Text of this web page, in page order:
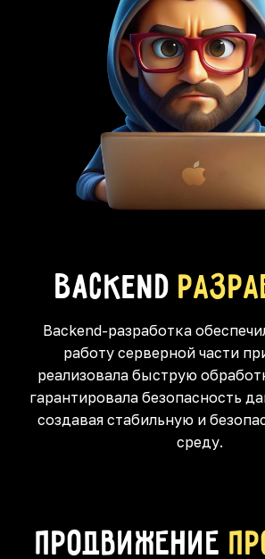
Backend
Backend-разработка
работу серверной части
реализовала быструю
гарантировала безопасность
создавая стабильную и
среду.
Продвижение